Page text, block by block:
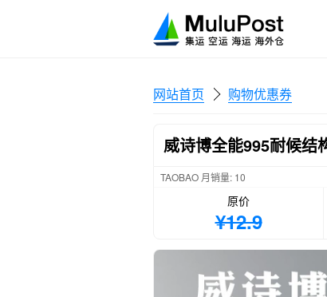
网站首页 购物优惠券
威诗博全能995耐候结
TAOBAO 月销量: 10
原价
¥12.9